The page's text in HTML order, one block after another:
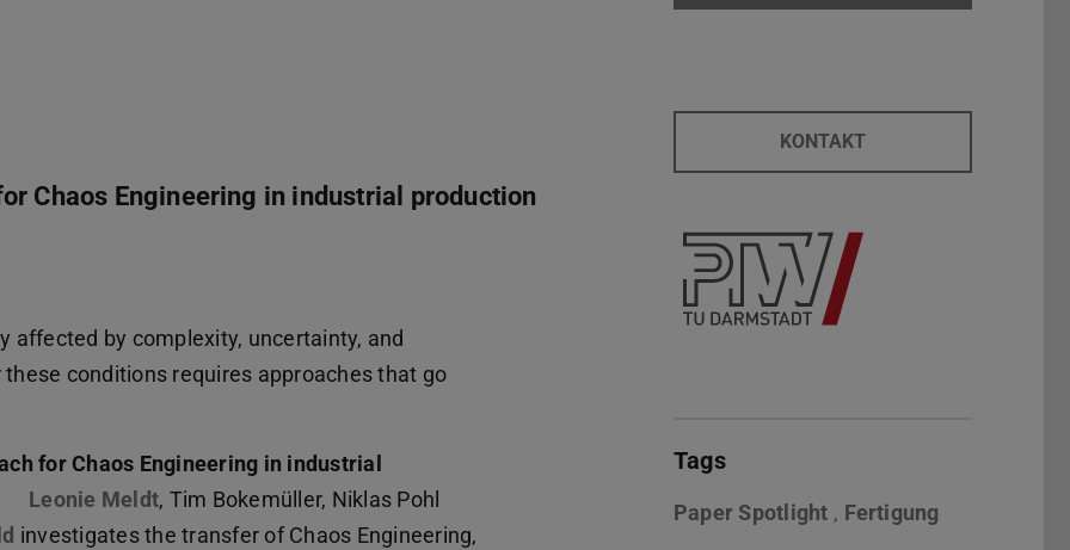
Chaos Engineering in industrial production
affected by complexity, uncertainty, and
conditions requires approaches that go
for Chaos Engineering in industrial
Leonie Meldt, Tim Bokemüller, Niklas Pohl
investigates the transfer of Chaos Engineering,
KONTAKT
Tags
Paper Spotlight , Fertigung